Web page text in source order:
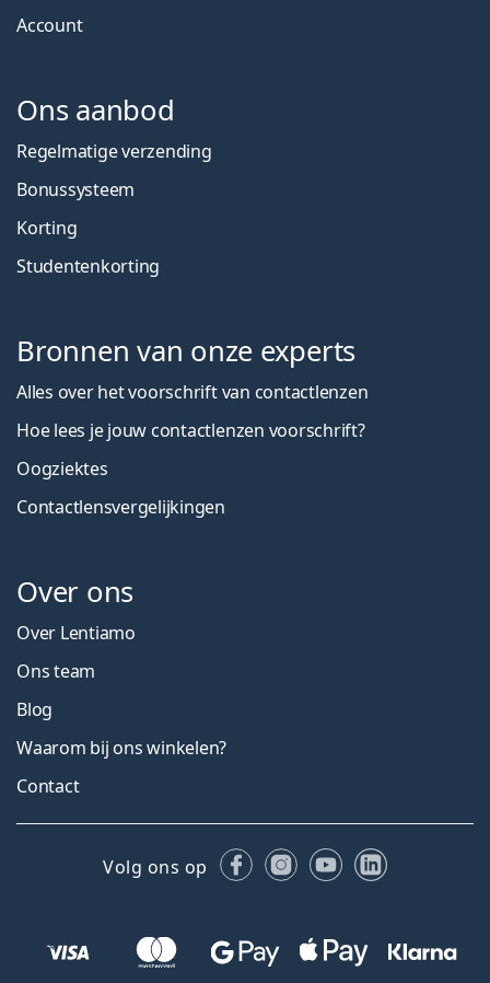
Account
Ons aanbod
Regelmatige verzending
Bonussysteem
Korting
Studentenkorting
Bronnen van onze experts
Alles over het voorschrift van contactlenzen
Hoe lees je jouw contactlenzen voorschrift?
Oogziektes
Contactlensvergelijkingen
Over ons
Over Lentiamo
Ons team
Blog
Waarom bij ons winkelen?
Contact
Volg ons op FacebookInstagram
YouTubeLinkedIn